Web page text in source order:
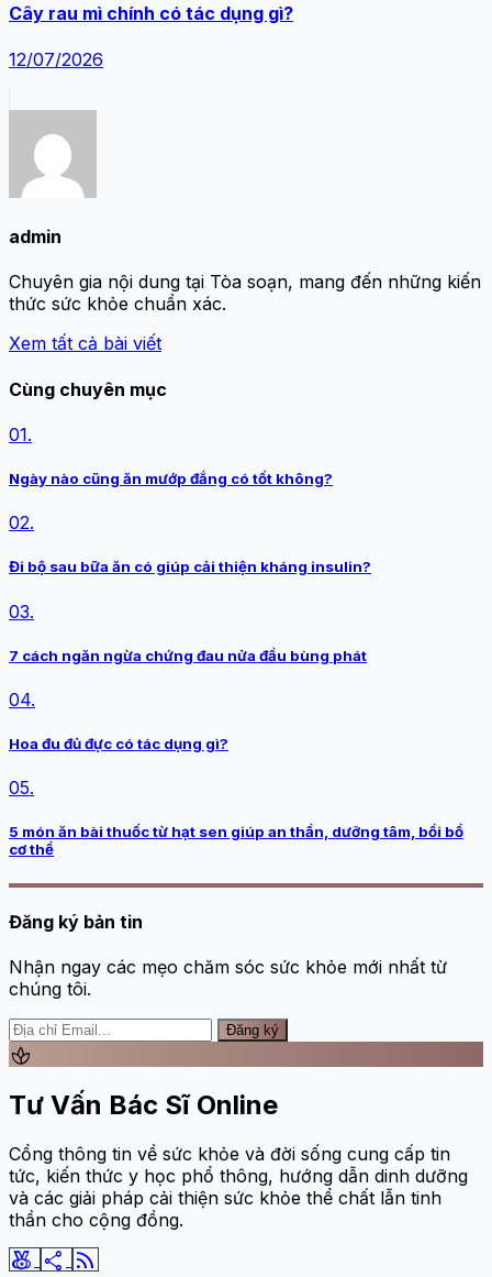
Cây rau mì chính có tác dụng gì?
12/07/2026
admin
Chuyên gia nội dung tại Tòa soạn, mang đến những kiến
thức sức khỏe chuẩn xác.
Xem tất cả bài viết
Cùng chuyên mục
01.
Ngày nào cũng ăn mướp đắng có tốt không?
02.
Đi bộ sau bữa ăn có giúp cải thiện kháng insulin?
03.
7 cách ngăn ngừa chứng đau nửa đầu bùng phát
04.
Hoa đu đủ đực có tác dụng gì?
05.
5 món ăn bài thuốc từ hạt sen giúp an thần, dưỡng tâm, bồi bổ
cơ thể
Đăng ký bản tin
Nhận ngay các mẹo chăm sóc sức khỏe mới nhất từ
chúng tôi.
Đăng ký
spa
Tư Vấn Bác Sĩ Online
Cổng thông tin về sức khỏe và đời sống cung cấp tin
tức, kiến thức y học phổ thông, hướng dẫn dinh dưỡng
và các giải pháp cải thiện sức khỏe thể chất lẫn tinh
thần cho cộng đồng.
social_leaderboard share rss_feed